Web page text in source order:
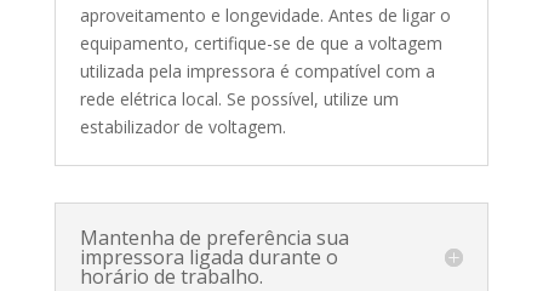
aproveitamento e longevidade. Antes de ligar o
equipamento, certifique-se de que a voltagem
utilizada pela impressora é compatível com a
rede elétrica local. Se possível, utilize um
estabilizador de voltagem.
Mantenha de preferência sua
impressora ligada durante o
horário de trabalho.